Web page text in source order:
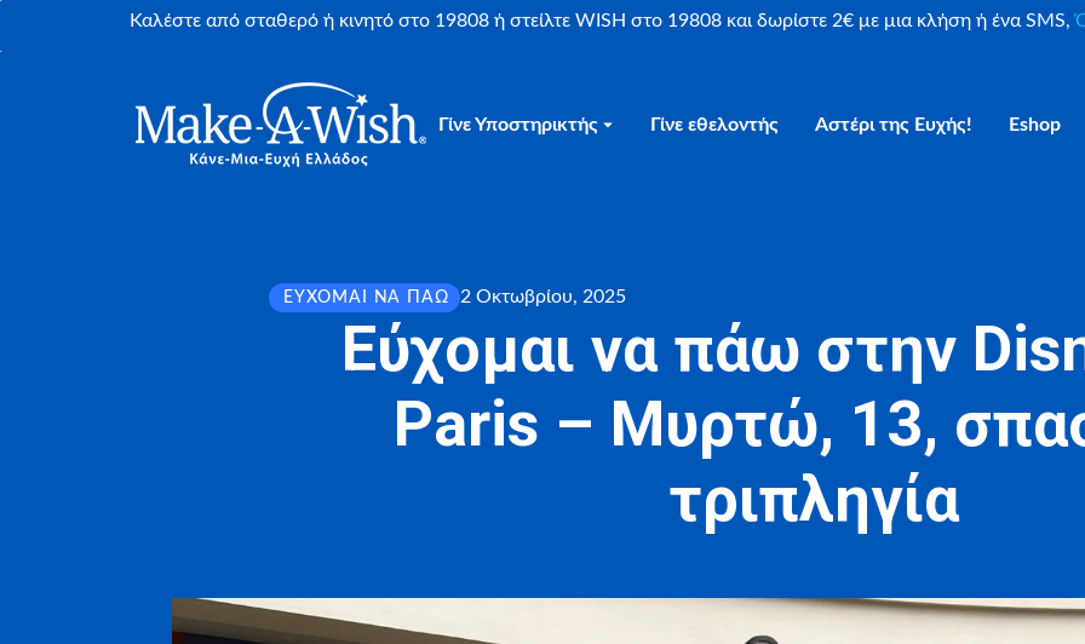
Καλέστε από σταθερό ή κινητό στο 19808 ή στείλτε WISH στο 19808 και δωρίστε 2€ με μια κλήση ή ένα SMS,
Γίνε Υποστηρικτής Γίνε εθελοντής Αστέρι της Ευχής! Eshop
ΕΎΧΟΜΑΙ ΝΑ ΠΆΩ 2 Οκτωβρίου, 2025
Εύχομαι να πάω στην
Paris – Μυρτώ, 13,
τριπληγία